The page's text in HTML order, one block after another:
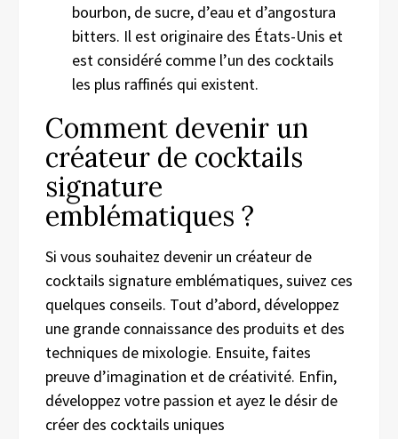
bourbon, de sucre, d’eau et d’angostura
bitters. Il est originaire des États-Unis et
est considéré comme l’un des cocktails
les plus raffinés qui existent.
Comment devenir un
créateur de cocktails
signature
emblématiques ?
Si vous souhaitez devenir un créateur de
cocktails signature emblématiques, suivez ces
quelques conseils. Tout d’abord, développez
une grande connaissance des produits et des
techniques de mixologie. Ensuite, faites
preuve d’imagination et de créativité. Enfin,
développez votre passion et ayez le désir de
créer des cocktails uniques